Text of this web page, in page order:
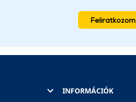
Feliratkozom
INFORMÁCIÓK